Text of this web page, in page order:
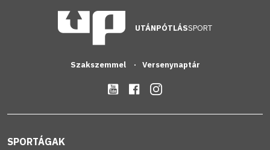
UTÁNPÓTLÁSSPORT
Szakszemmel Versenynaptár
SPORTÁGAK